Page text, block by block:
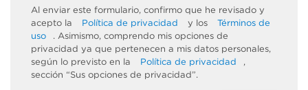
Al enviar este formulario, confirmo que he revisado y
acepto la
Política de privacidad y los
Términos de
uso
. Asimismo, comprendo mis opciones de
privacidad ya que pertenecen a mis datos personales,
según lo previsto en la
Política de privacidad
,
sección “Sus opciones de privacidad”.